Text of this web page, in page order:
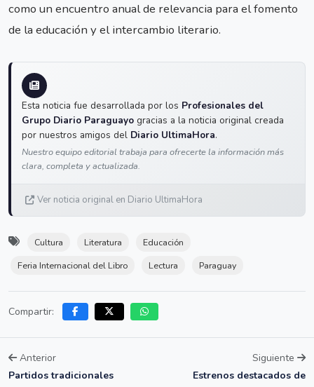
como un encuentro anual de relevancia para el fomento
de la educación y el intercambio literario.
Esta noticia fue desarrollada por los Profesionales del
Grupo Diario Paraguayo gracias a la noticia original creada
por nuestros amigos del Diario UltimaHora.
Nuestro equipo editorial trabaja para ofrecerte la información más
clara, completa y actualizada.
Ver noticia original en Diario UltimaHora
Cultura Literatura
Educación
Feria Internacional del Libro
Lectura Paraguay
Compartir:
Anterior
Partidos tradicionales
Siguiente
Estrenos destacados de